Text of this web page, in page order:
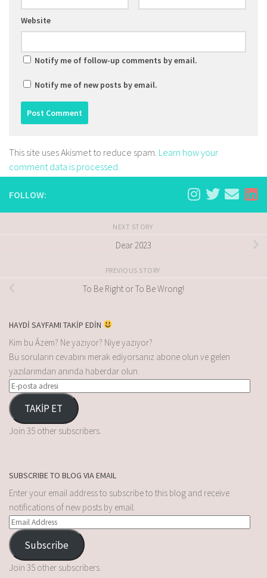
Website
Notify me of follow-up comments by email.
Notify me of new posts by email.
This site uses Akismet to reduce spam. Learn how your
comment data is processed.
FOLLOW:
NEXT STORY
Dear 2023
PREVIOUS STORY
To Be Right or To Be Wrong!
HAYDİ SAYFAMI TAKİP EDİN
Kim bu Âzem? Ne yazıyor? Niye yazıyor?
Bu soruların cevabını merak ediyorsanız abone olun ve gelen
yazılarımdan anında haberdar olun.
TAKİP ET
Join 35 other subscribers.
SUBSCRIBE TO BLOG VIA EMAIL
Enter your email address to subscribe to this blog and receive
notifications of new posts by email.
Subscribe
Join 35 other subscribers.